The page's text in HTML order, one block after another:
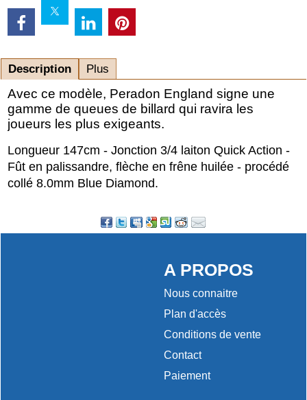
Description Plus
Avec ce modèle, Peradon England signe une
gamme de queues de billard qui ravira les
joueurs les plus exigeants.
Longueur 147cm - Jonction 3/4 laiton Quick Action -
Fût en palissandre, flèche en frêne huilée - procédé
collé 8.0mm Blue Diamond.
A PROPOS
Nous connaitre
Plan d'accès
Conditions de vente
Contact
Paiement